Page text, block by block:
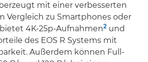
mit einer verbesserten
Vergleich zu Smartphones oder
bietet 4K-25p-Aufnahmen2 und
des EOS R Systems mit
Außerdem können Full-